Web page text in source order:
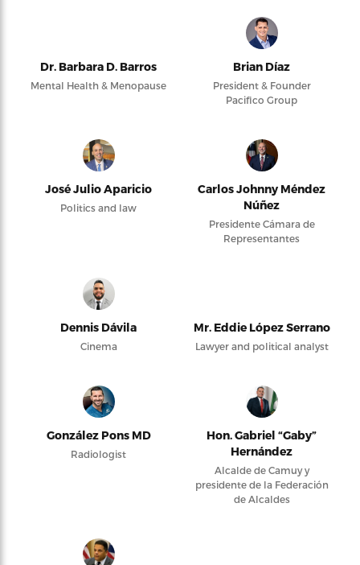
Dr. Barbara D. Barros
Mental Health & Menopause
Brian Díaz
President & Founder
Pacifico Group
José Julio Aparicio
Politics and law
Carlos Johnny Méndez
Núñez
Presidente Cámara de
Representantes
Dennis Dávila
Cinema
Mr. Eddie López Serrano
Lawyer and political analyst
González Pons MD
Radiologist
Hon. Gabriel “Gaby”
Hernández
Alcalde de Camuy y
presidente de la Federación
de Alcaldes